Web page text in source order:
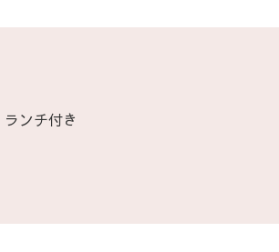
ランチ付き